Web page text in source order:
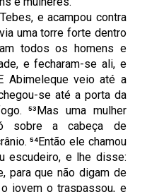
e acampou contra
uma torre forte dentro
todos os homens e
e fecharam-se ali, e
Abimeleque veio até a
se até a porta da
⁵³Mas uma mulher
sobre a cabeça de
⁵⁴Então ele chamou
escudeiro, e lhe disse:
para que não digam de
jovem o traspassou, e